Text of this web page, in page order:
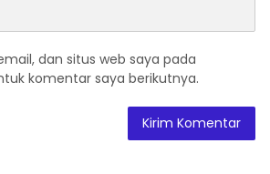
dan situs web saya pada
komentar saya berikutnya.